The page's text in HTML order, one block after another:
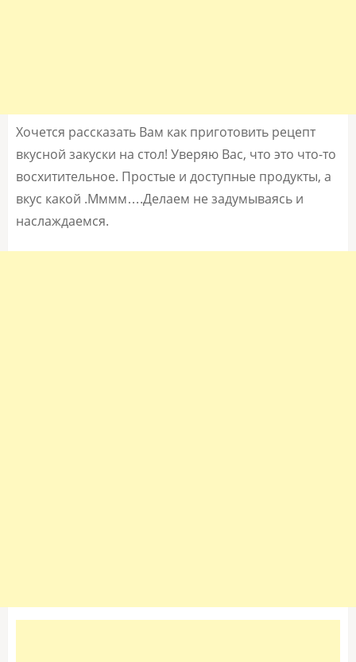
Хочется рассказать Вам как приготовить рецепт
вкусной закуски на стол! Уверяю Вас, что это что-то
восхитительное. Простые и доступные продукты, а
вкус какой .Мммм….Делаем не задумываясь и
наслаждаемся.